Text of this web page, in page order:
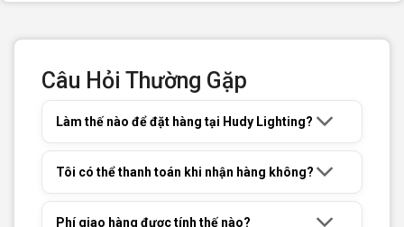
Câu Hỏi Thường Gặp
Làm thế nào để đặt hàng tại Hudy Lighting?
Tôi có thể thanh toán khi nhận hàng không?
Phí giao hàng được tính thế nào?